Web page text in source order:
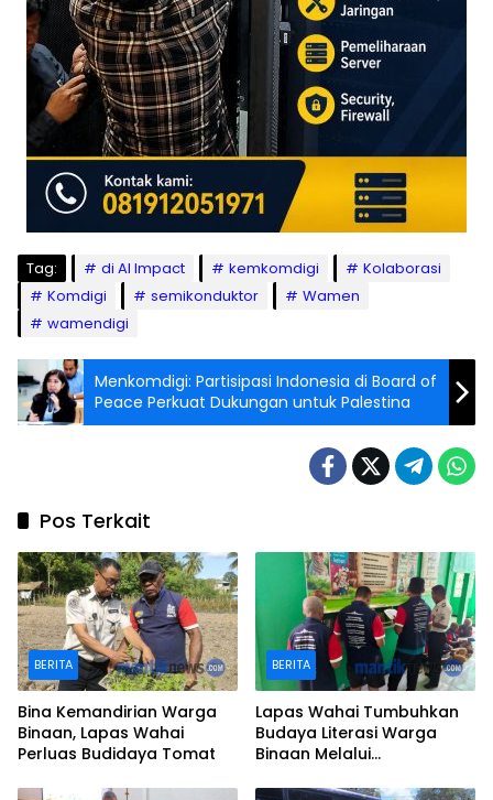
Tag: di Al Impact kemkomdigi
Kolaborasi
Komdigi
semikonduktor
Wamen
wamendigi
Menkomdigi: Partisipasi Indonesia di Board of
Peace Perkuat Dukungan untuk Palestina
Pos Terkait
BERITA
Bina Kemandirian Warga
Binaan, Lapas Wahai
Perluas Budidaya Tomat
BERITA
Lapas Wahai Tumbuhkan
Budaya Literasi Warga
Binaan Melalui